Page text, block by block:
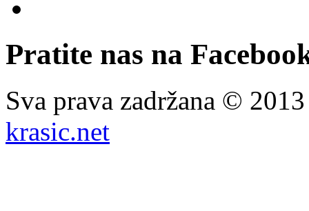
Pratite nas na
Sva prava zadržana ©
krasic.net